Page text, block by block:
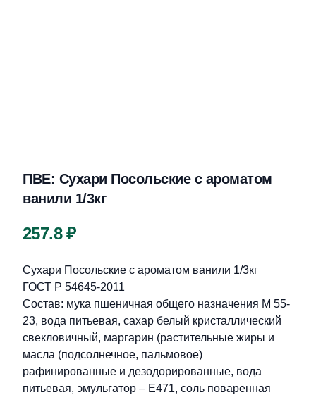
ПВЕ: Сухари Посольские с ароматом
ванили 1/3кг
257.8 ₽
Описание
Сухари Посольские с ароматом ванили 1/3кг
ГОСТ Р 54645-2011
Состав: мука пшеничная общего назначения М 55-
23, вода питьевая, сахар белый кристаллический
свекловичный, маргарин (растительные жиры и
масла (подсолнечное, пальмовое)
рафинированные и дезодорированные, вода
питьевая, эмульгатор – Е471, соль поваренная